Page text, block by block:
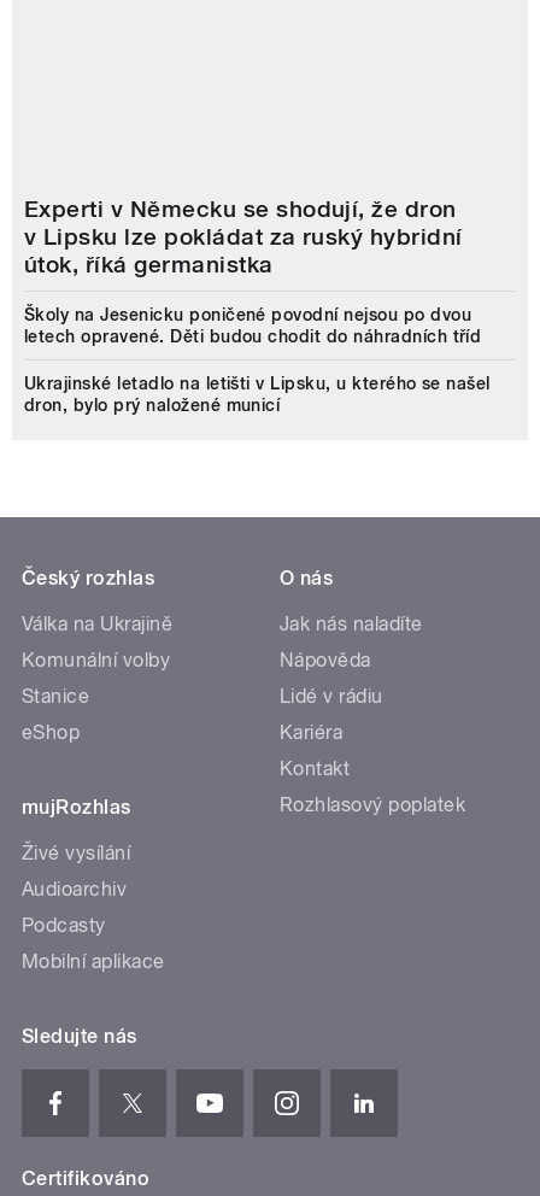
Experti v Německu se shodují, že dron
v Lipsku lze pokládat za ruský hybridní
útok, říká germanistka
Školy na Jesenicku poničené povodní nejsou po dvou
letech opravené. Děti budou chodit do náhradních tříd
Ukrajinské letadlo na letišti v Lipsku, u kterého se našel
dron, bylo prý naložené municí
Český rozhlas
Válka na Ukrajině
Komunální volby
Stanice
eShop
mujRozhlas
Živé vysílání
Audioarchiv
Podcasty
Mobilní aplikace
O nás
Jak nás naladíte
Nápověda
Lidé v rádiu
Kariéra
Kontakt
Rozhlasový poplatek
Sledujte nás
Certifikováno